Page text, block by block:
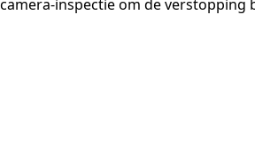
camera-inspectie om de verstopping